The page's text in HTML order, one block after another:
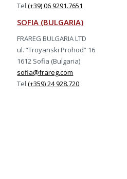
Tel(+39) 06 9291.7651
SOFIA (BULGARIA)
FRAREG BULGARIA LTD
ul. “Troyanski Prohod” 16
1612 Sofia (Bulgaria)
sofia@frareg.com
Tel(+359) 24 928.720